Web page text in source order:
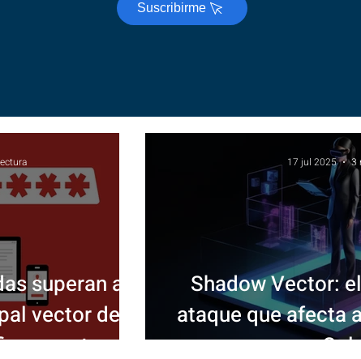
Suscribirme
superan al
vector de
para tu
Shadow Vector:
ataque que afecta
en
17 jul 2025 3